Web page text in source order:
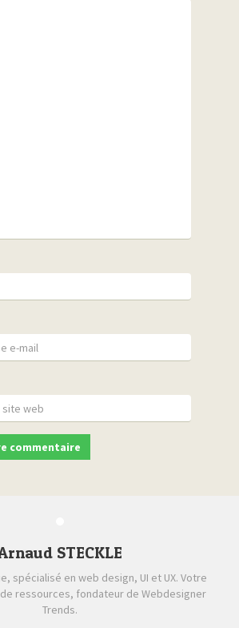
STECKLE
spécialisé en web design, UI et UX. Votre
ressources, fondateur de Webdesigner
Trends.